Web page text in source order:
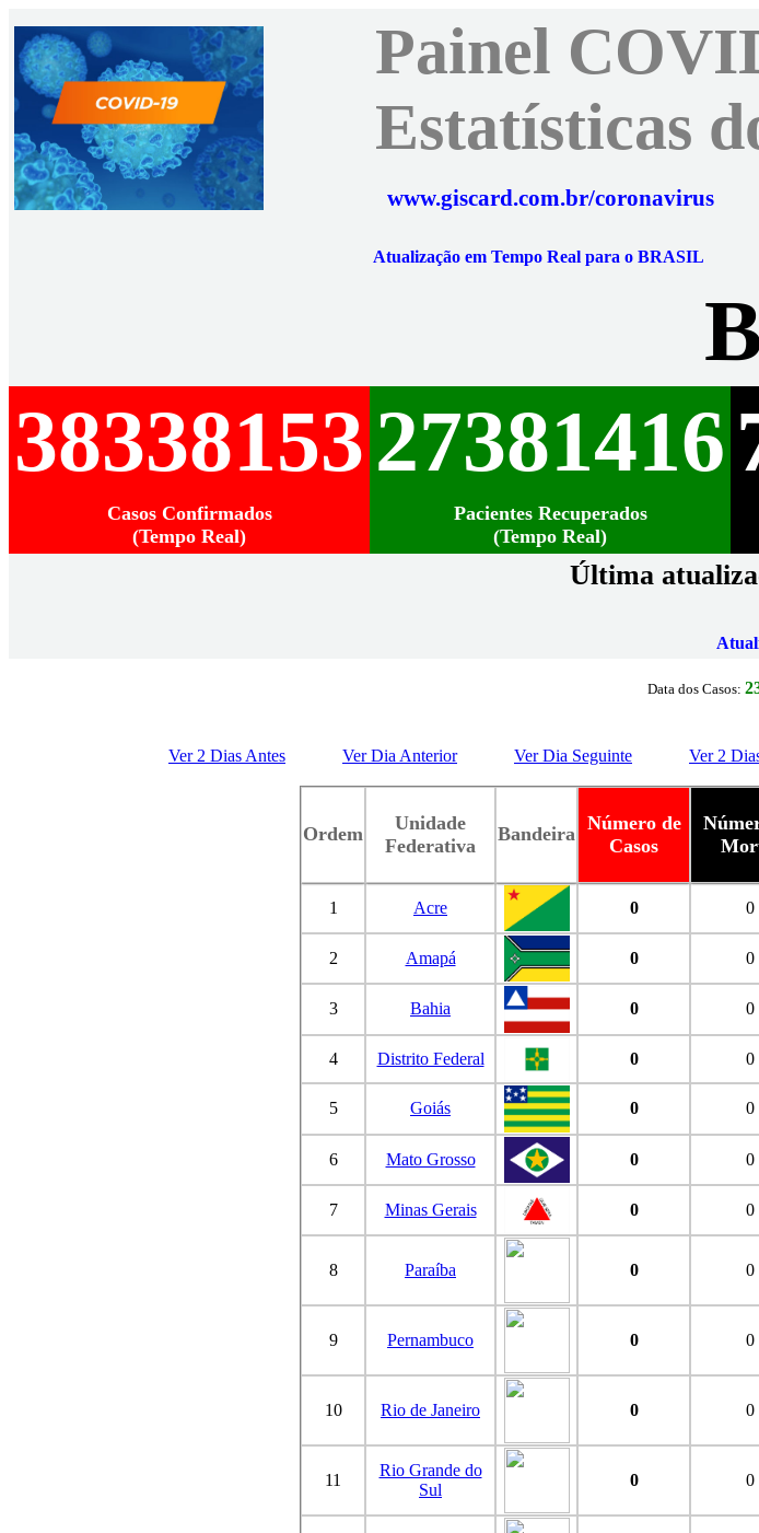
Painel
Estatísticas
www.giscard.com.br/coronavirus
Atualização em Tempo Real para o BRASIL
3833815327381416
Casos Confirmados
(Tempo Real)
Pacientes Recuperados
(Tempo Real)
Última
Data dos Casos:
Ver 2 Dias Antes Ver Dia Anterior Ver Dia Seguinte Ver 2
Ordem
Unidade
Federativa
Bandeira Número de
Casos
1 Acre 0 0
2 Amapá 0 0
3 Bahia 0 0
4 Distrito Federal 0 0
5 Goiás 0 0
6 Mato Grosso 0 0
7 Minas Gerais 0 0
8 Paraíba 0 0
9 Pernambuco 0 0
10 Rio de Janeiro 0 0
11
Rio Grande do
Sul
0 0